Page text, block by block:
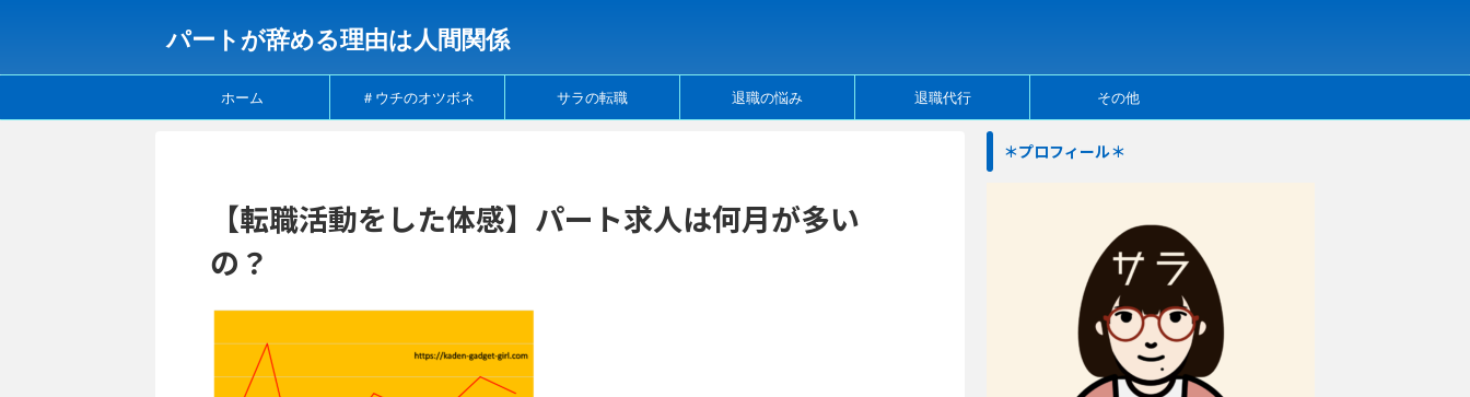
パートが辞める理由は人間関係
ホーム ＃ウチのオツボネ サラの転職 退職の悩み 退職代行 その他
【転職活動をした体感】パート求人は何月が多い
の？
＊プロフィール＊